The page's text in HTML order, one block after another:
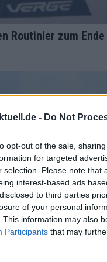
- Do Not
opt-out of the sale,
for targeted
selection. Please note
interest-based ads
to third parties
of your personal
This information may also
Participants that may
Routinier zum Ende